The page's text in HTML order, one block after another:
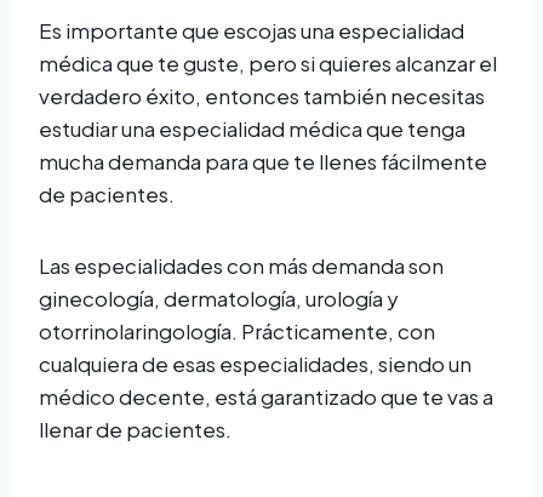
Es importante que escojas una especialidad
médica que te guste, pero si quieres alcanzar el
verdadero éxito, entonces también necesitas
estudiar una especialidad médica que tenga
mucha demanda para que te llenes fácilmente
de pacientes.
Las especialidades con más demanda son
ginecología, dermatología, urología y
otorrinolaringología. Prácticamente, con
cualquiera de esas especialidades, siendo un
médico decente, está garantizado que te vas a
llenar de pacientes.